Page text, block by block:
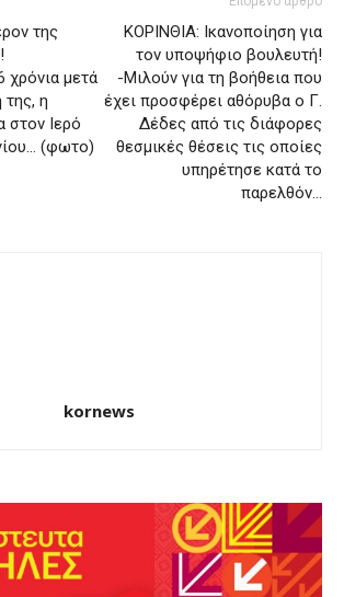
της
χρόνια μετά
της, η
στον Ιερό
(φωτο)
ΚΟΡΙΝΘΙΑ: Ικανοποίηση για
τον υποψήφιο βουλευτή!
-Μιλούν για τη βοήθεια που
έχει προσφέρει αθόρυβα ο Γ.
Δέδες από τις διάφορες
θεσμικές θέσεις τις οποίες
υπηρέτησε κατά το
παρελθόν…
kornews